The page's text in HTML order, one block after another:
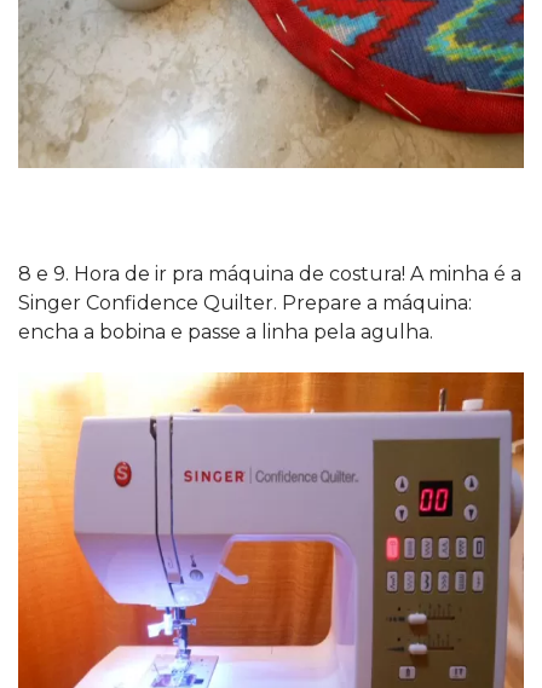
8 e 9. Hora de ir pra máquina de costura! A minha é a
Singer Confidence Quilter. Prepare a máquina:
encha a bobina e passe a linha pela agulha.